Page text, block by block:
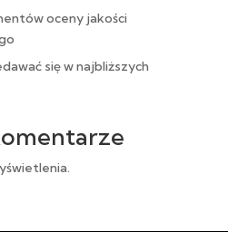
oceny jakości
się w najbliższych